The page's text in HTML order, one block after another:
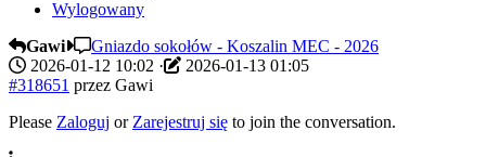
Wylogowany
Gawi
Gniazdo sokołów - Koszalin MEC - 2026
2026-01-12 10:02 ·
2026-01-13 01:05
#318651 przez Gawi
Please Zaloguj or Zarejestruj się to join the conversation.